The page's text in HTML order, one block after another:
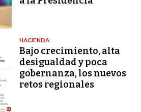
HACIENDA
Bajo crecimiento, alta
desigualdad y poca
gobernanza, los nuevos
retos regionales